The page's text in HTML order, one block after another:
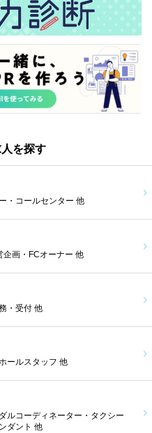
を探す
・コールセンター 他
企画・FCオーナー 他
・受付 他
ールスタッフ 他
ルコーディネーター・タクシー
ダント 他